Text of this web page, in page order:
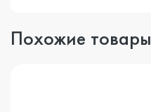
Похожие товары